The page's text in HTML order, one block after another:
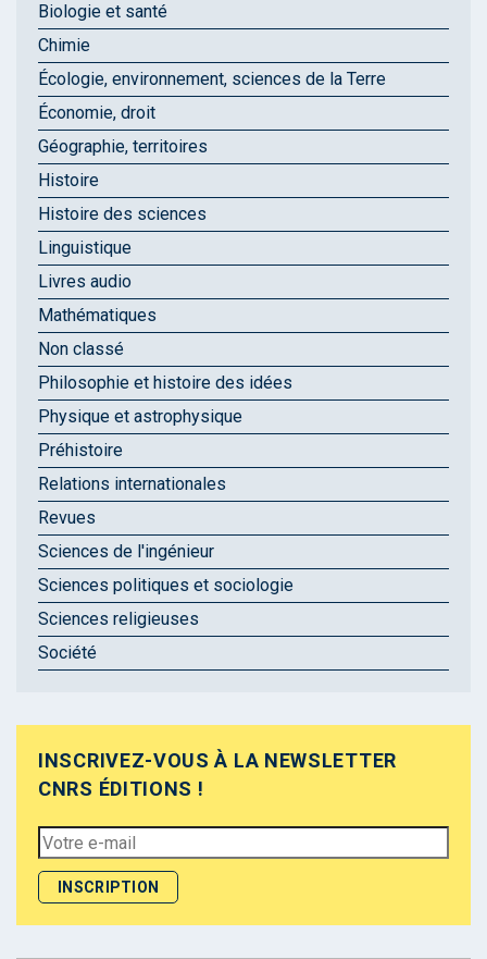
Biologie et santé
Chimie
Écologie, environnement, sciences de la Terre
Économie, droit
Géographie, territoires
Histoire
Histoire des sciences
Linguistique
Livres audio
Mathématiques
Non classé
Philosophie et histoire des idées
Physique et astrophysique
Préhistoire
Relations internationales
Revues
Sciences de l'ingénieur
Sciences politiques et sociologie
Sciences religieuses
Société
INSCRIVEZ-VOUS À LA NEWSLETTER
CNRS ÉDITIONS !